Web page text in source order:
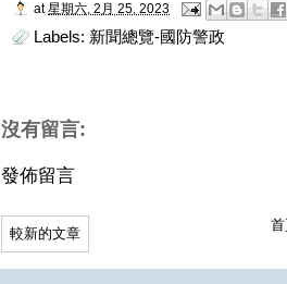
at 星期六, 2月 25, 2023
Labels: 新聞總覽-國防警政
沒有留言:
發佈留言
較新的文章